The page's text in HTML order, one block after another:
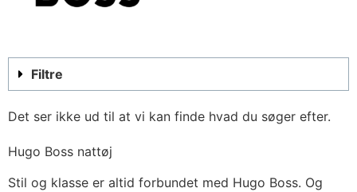
Filtre
Det ser ikke ud til at vi kan finde hvad du søger efter.
Hugo Boss nattøj
Stil og klasse er altid forbundet med Hugo Boss. Og